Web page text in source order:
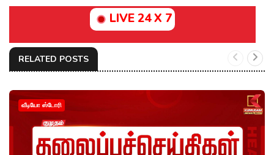
LIVE 24 X 7
RELATED POSTS
வீடியோ ஸ்டோரி